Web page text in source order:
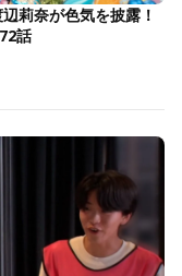
莉奈が色気を披露！
話